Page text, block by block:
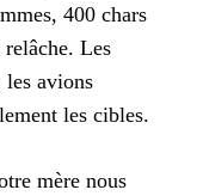
400 chars
Les
les avions
les cibles.
mère nous